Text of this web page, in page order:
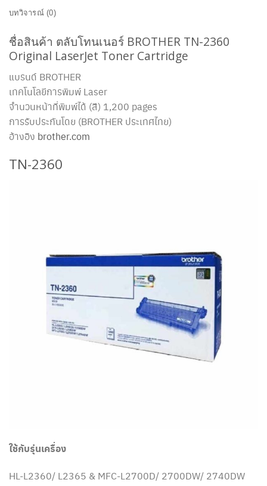
บทวิจารณ์ (0)
ชื่อสินค้า ตลับโทนเนอร์ BROTHER TN-2360
Original LaserJet Toner Cartridge
แบรนด์ BROTHER
เทคโนโลยีการพิมพ์ Laser
จำนวนหน้าที่พิมพ์ได้ (สี) 1,200 pages
การรับประกันโดย (BROTHER ประเทศไทย)
อ้างอิง brother.com
TN-2360
ใช้กับรุ่นเครื่อง
HL-L2360/ L2365 & MFC-L2700D/ 2700DW/ 2740DW